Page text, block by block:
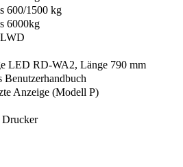
600/1500 kg
6000kg
LED RD-WA2, Länge 790 mm
Benutzerhandbuch
Anzeige (Modell P)
Drucker